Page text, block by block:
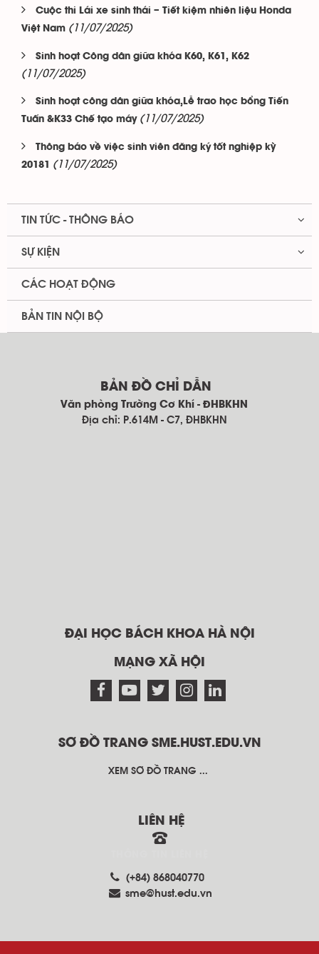
Cuộc thi Lái xe sinh thái – Tiết kiệm nhiên liệu Honda
Việt Nam (11/07/2025)
Sinh hoạt Công dân giữa khóa K60, K61, K62
(11/07/2025)
Sinh hoạt công dân giữa khóa,Lễ trao học bổng Tiến
Tuấn &K33 Chế tạo máy (11/07/2025)
Thông báo về việc sinh viên đăng ký tốt nghiệp kỳ
20181
(11/07/2025)
TIN TỨC - THÔNG BÁO
SỰ KIỆN
CÁC HOẠT ĐỘNG
BẢN TIN NỘI BỘ
BẢN ĐỒ CHỈ DẪN
Văn phòng Trường Cơ Khí - ĐHBKHN
Địa chỉ: P.614M - C7, ĐHBKHN
ĐẠI HỌC BÁCH KHOA HÀ NỘI
MẠNG XÃ HỘI
SƠ ĐỒ TRANG SME.HUST.EDU.VN
XEM SƠ ĐỒ TRANG ...
LIÊN HỆ
(+84) 868040770
sme@hust.edu.vn